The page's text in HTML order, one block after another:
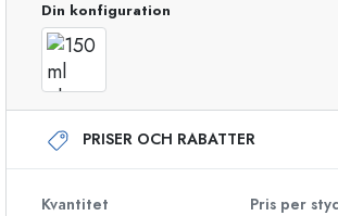
Airless dispenser
Roll on-flaskor
Din konfiguration
PRISER OCH RABATTER
Kvantitet Pris per